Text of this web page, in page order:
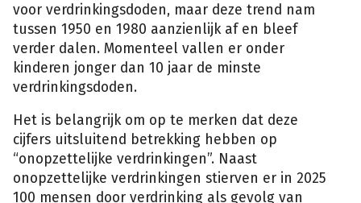
voor verdrinkingsdoden, maar deze trend nam
tussen 1950 en 1980 aanzienlijk af en bleef
verder dalen. Momenteel vallen er onder
kinderen jonger dan 10 jaar de minste
verdrinkingsdoden.
Het is belangrijk om op te merken dat deze
cijfers uitsluitend betrekking hebben op
“onopzettelijke verdrinkingen”. Naast
onopzettelijke verdrinkingen stierven er in 2025
100 mensen door verdrinking als gevolg van